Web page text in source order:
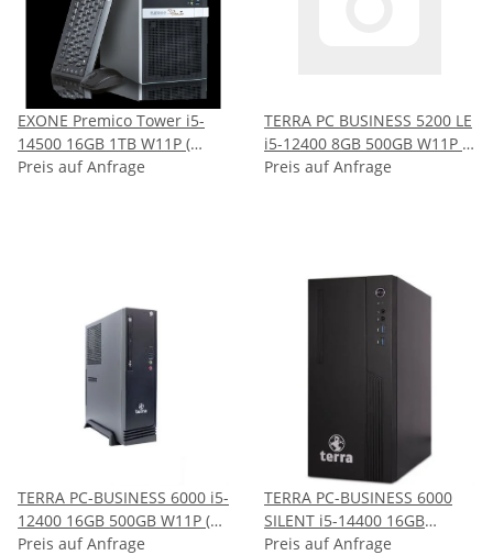
EXONE Premico Tower i5-
14500 16GB 1TB W11P (
151956 )
Preis auf Anfrage
TERRA PC BUSINESS 5200 LE
i5-12400 8GB 500GB W11P (
EU1000097 )
Preis auf Anfrage
TERRA PC-BUSINESS 6000 i5-
12400 16GB 500GB W11P (
1000061 )
Preis auf Anfrage
TERRA PC-BUSINESS 6000
SILENT i5-14400 16GB
500GB W11P ( 1000042 )
Preis auf Anfrage